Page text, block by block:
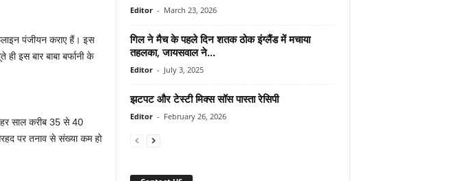
पंजीयन कराए हैं। इस
इस बार बाबा बर्फानी के
हर साल करीब 35 से 40
पर तनाव से संख्या कम हो
Editor - March 23, 2026
गिल ने मैच के पहले दिन शतक ठोक इंग्लैंड में मचाया
तहलका, जायसवाल ने...
Editor - July 3, 2025
झटपट और टेस्टी मिक्स सॉस पास्ता रेसिपी
Editor - February 26, 2026